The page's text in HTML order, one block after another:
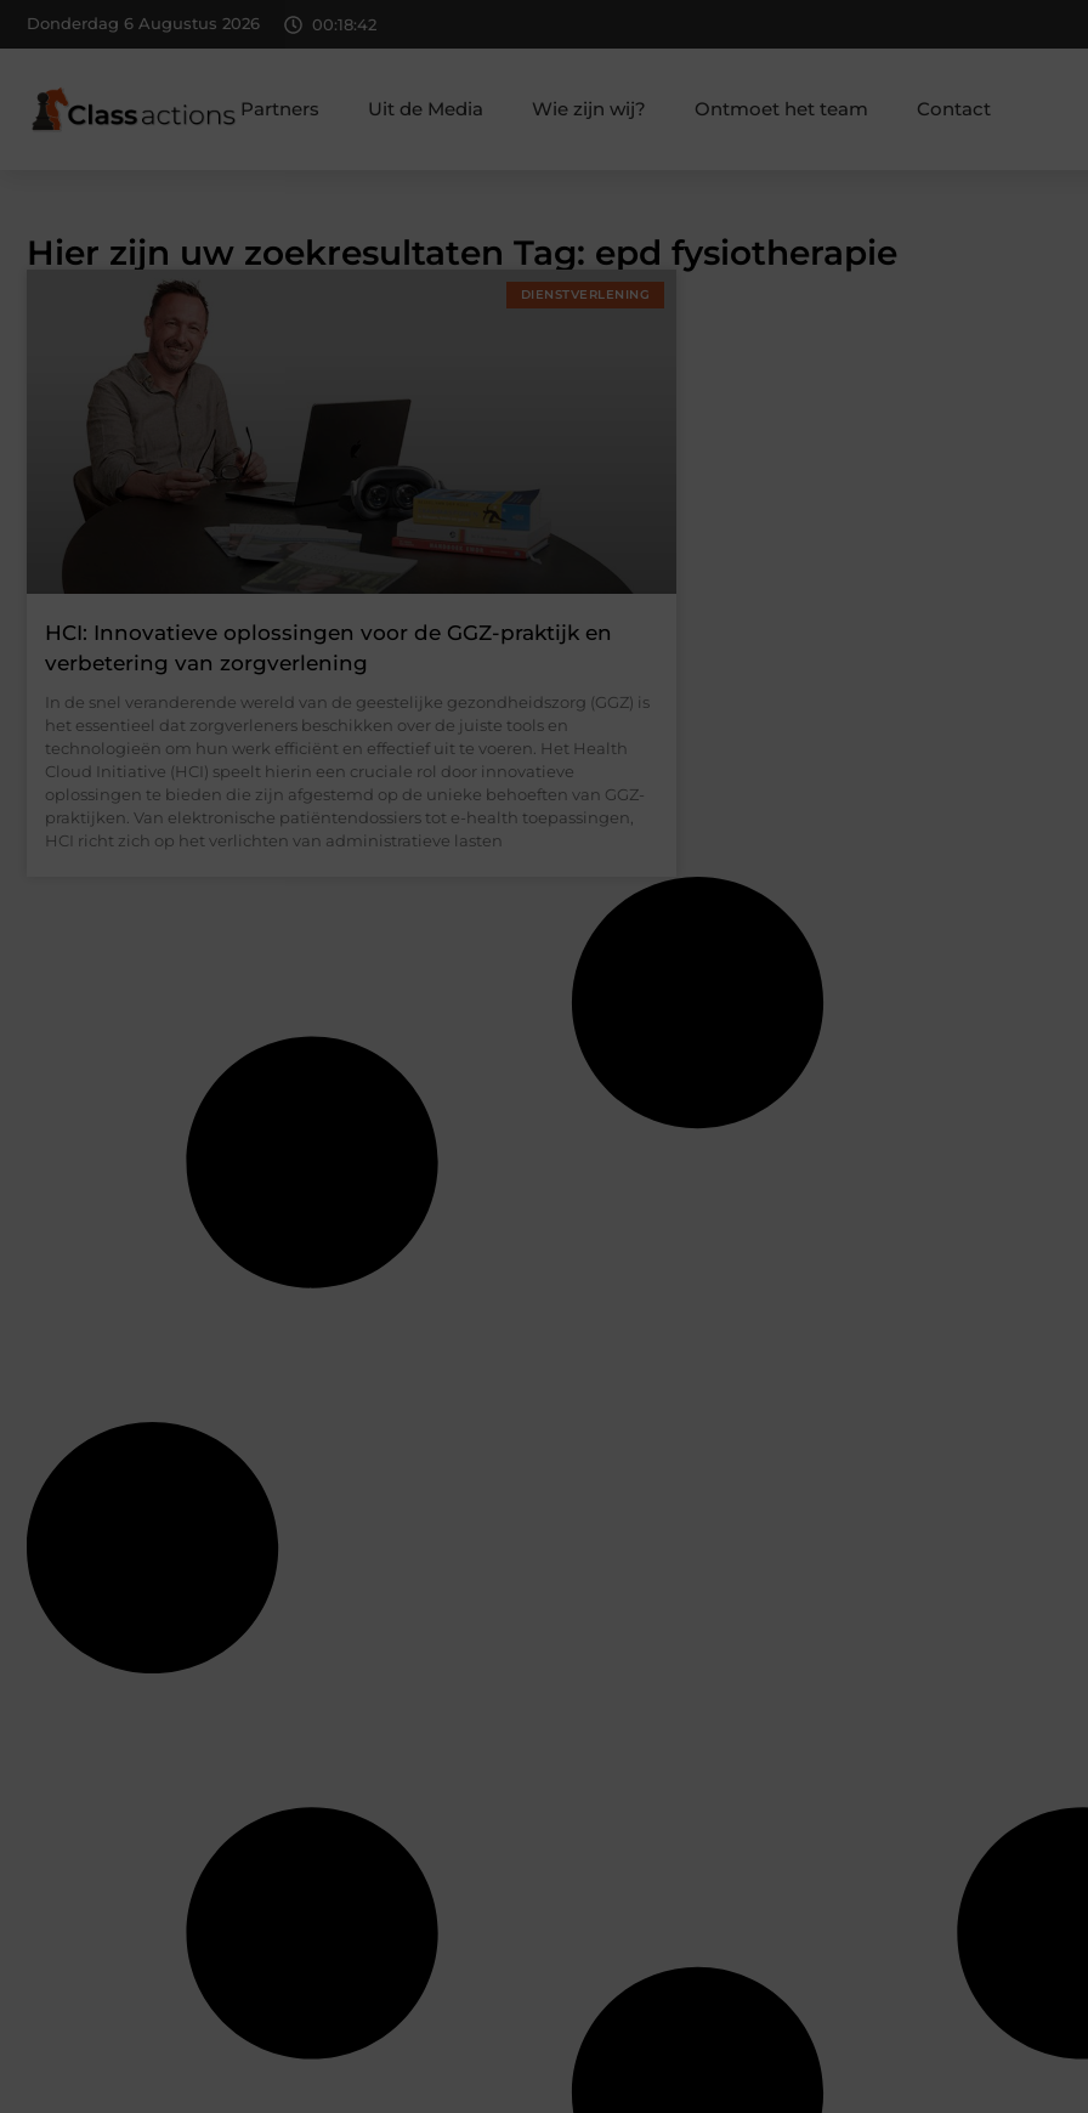
Donderdag 6 Augustus 2026 00:18:43
Partners Uit de Media Wie zijn wij? Ontmoet het team Contact
Hier zijn uw zoekresultaten Tag: epd fysiotherapie
DIENSTVERLENING
HCI: Innovatieve oplossingen voor de GGZ-praktijk en
verbetering van zorgverlening
In de snel veranderende wereld van de geestelijke gezondheidszorg (GGZ) is
het essentieel dat zorgverleners beschikken over de juiste tools en
technologieën om hun werk efficiënt en effectief uit te voeren. Het Health
Cloud Initiative (HCI) speelt hierin een cruciale rol door innovatieve
oplossingen te bieden die zijn afgestemd op de unieke behoeften van GGZ-
praktijken. Van elektronische patiëntendossiers tot e-health toepassingen,
HCI richt zich op het verlichten van administratieve lasten